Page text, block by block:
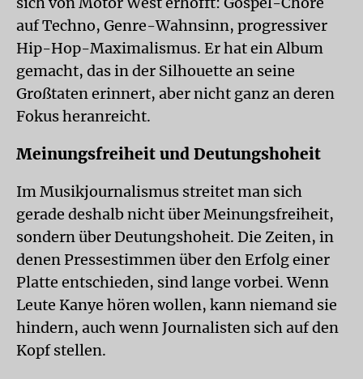
auf Techno, Genre-Wahnsinn, progressiver
Hip-Hop-Maximalismus. Er hat ein Album
gemacht, das in der Silhouette an seine
Großtaten erinnert, aber nicht ganz an deren
Fokus heranreicht.
Meinungsfreiheit und Deutungshoheit
Im Musikjournalismus streitet man sich
gerade deshalb nicht über Meinungsfreiheit,
sondern über Deutungshoheit. Die Zeiten, in
denen Pressestimmen über den Erfolg einer
Platte entschieden, sind lange vorbei. Wenn
Leute Kanye hören wollen, kann niemand sie
hindern, auch wenn Journalisten sich auf den
Kopf stellen.